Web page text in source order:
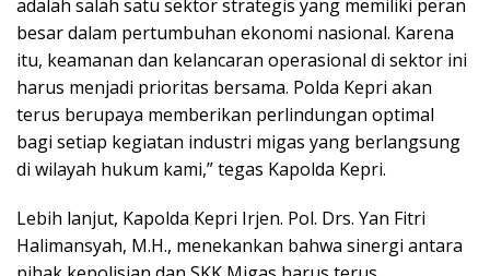
adalah salah satu sektor strategis yang memiliki peran
besar dalam pertumbuhan ekonomi nasional. Karena
itu, keamanan dan kelancaran operasional di sektor ini
harus menjadi prioritas bersama. Polda Kepri akan
terus berupaya memberikan perlindungan optimal
bagi setiap kegiatan industri migas yang berlangsung
di wilayah hukum kami,” tegas Kapolda Kepri.
Lebih lanjut, Kapolda Kepri Irjen. Pol. Drs. Yan Fitri
Halimansyah, M.H., menekankan bahwa sinergi antara